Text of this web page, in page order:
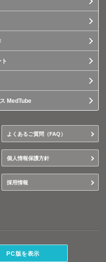
MedTube
よくあるご質問（FAQ）
個人情報保護方針
採用情報
PC版を表示